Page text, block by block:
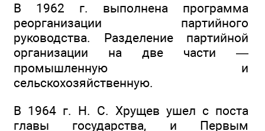
В 1962 г. выполнена программа
реорганизации партийного
руководства. Разделение партийной
организации на две части —
промышленную и
сельскохозяйственную.
В 1964 г. Н. С. Хрущев ушел с поста
главы государства, и Первым